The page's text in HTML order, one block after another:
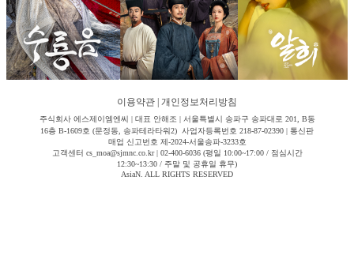
이용약관 개인정보처리방침
주식회사 에스제이엠엔씨 | 대표 안해조 | 서울특별시 송파구 송파대로 201, B동
16층 B-1609호 (문정동, 송파테라타워2) 사업자등록번호 218-87-02390 | 통신판
매업 신고번호 제-2024-서울송파-3233호
고객센터 cs_moa@sjmnc.co.kr | 02-400-6036 (평일 10:00~17:00 / 점심시간
12:30~13:30 / 주말 및 공휴일 휴무)
AsiaN. ALL RIGHTS RESERVED